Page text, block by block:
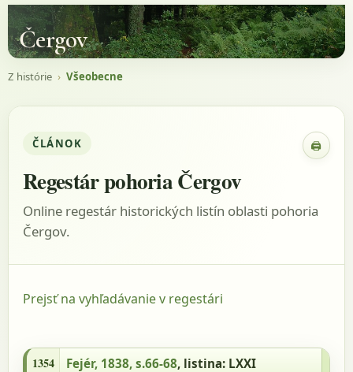
Čergov
Z histórie › Všeobecne
ČLÁNOK 🖨
Regestár pohoria Čergov
Online regestár historických listín oblasti pohoria
Čergov.
Prejsť na vyhľadávanie v regestári
1354 Fejér, 1838, s.66-68, listina: LXXI